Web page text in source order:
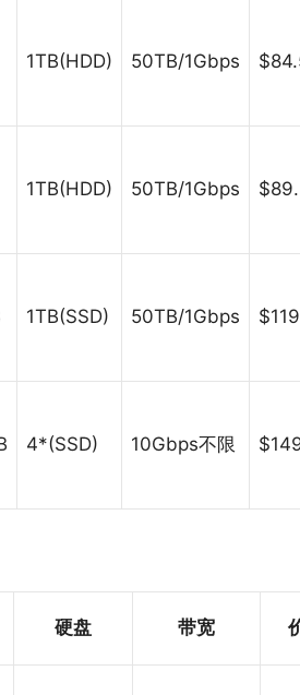
1TB(HDD) 50TB/1Gbps
1TB(HDD) 50TB/1Gbps
1TB(SSD) 50TB/1Gbps
4*(SSD) 10Gbps不限
硬盘 带宽